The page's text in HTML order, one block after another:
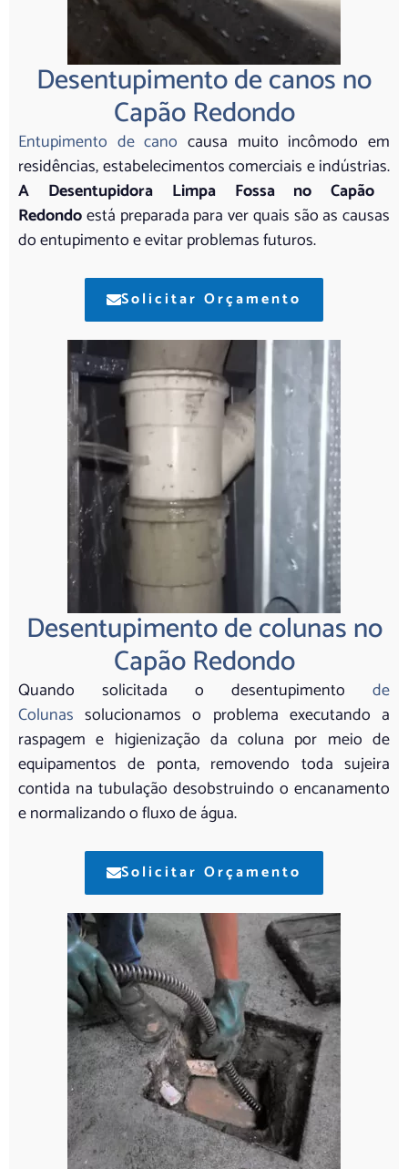
Desentupimento de canos no
Capão Redondo
Entupimento de cano causa muito incômodo em
residências, estabelecimentos comerciais e indústrias.
A Desentupidora Limpa Fossa no Capão
Redondoestá preparada para ver quais são as causas
do entupimento e evitar problemas futuros.
Solicitar Orçamento
Desentupimento de colunas no
Capão Redondo
Quando solicitada o desentupimento de
Colunas solucionamos o problema executando a
raspagem e higienização da coluna por meio de
equipamentos de ponta, removendo toda sujeira
contida na tubulação desobstruindo o encanamento
e normalizando o fluxo de água.
Solicitar Orçamento